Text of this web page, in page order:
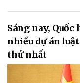
Sáng nay,
nhiều dự án
thứ nhất